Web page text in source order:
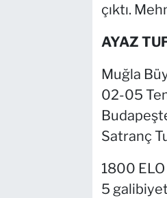
çıktı.
AYAZ
Muğla
02-05
Satranç
1800
5